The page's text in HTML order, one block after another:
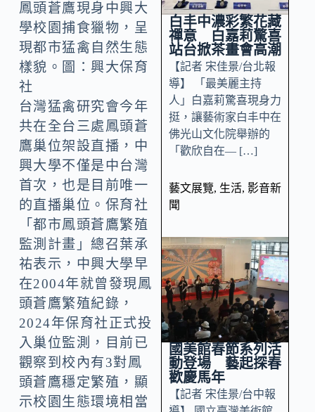
鳳頭蒼鷹現身中興大
學校園捕食獵物，呈
現都市猛禽自然生態
樣貌。圖：興大保育
社
台灣猛禽研究會今年
共在全台三處鳳頭蒼
鷹巢位架設直播，中
興大學不僅是中台灣
首次，也是目前唯一
的直播巢位。保育社
「都市鳳頭蒼鷹繁殖
監測計畫」總召葉承
祐表示，中興大學早
在2004年就曾發現鳳
頭蒼鷹繁殖紀錄，
2024年保育社正式投
入巢位監測，目前已
觀察到校內有3對鳳
頭蒼鷹穩定繁殖，顯
示校園生態環境相當
白丰中濃彩繁花藏
禪意 白嘉莉驚喜
站台掀茶畫會高潮
【記者 宋佳景/台北報
導】 「最美麗主持
人」白嘉莉驚喜現身力
挺，讓藝術家白丰中在
佛光山文化院舉辦的
「歡欣自在— […]
藝文展覽, 生活, 影音新
聞
國美館春節系列活
動登場 藝起探春
歡慶馬年
【記者 宋佳景/台中報